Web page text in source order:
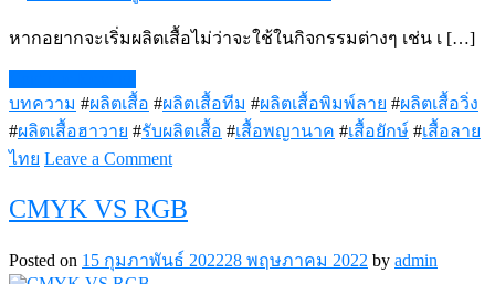
หากอยากจะเริ่มผลิตเสื้อไม่ว่าจะใช้ในกิจกรรมต่างๆ เช่น เ […]
บทความ #ผลิตเสื้อ #ผลิตเสื้อทีม #ผลิตเสื้อพิมพ์ลาย #ผลิตเสื้อวิ่ง
#ผลิตเสื้อฮาวาย #รับผลิตเสื้อ #เสื้อพญานาค #เสื้อยักษ์ #เสื้อลาย
ไทย Leave a Commenton
ตอน
ควร
CMYK VS RGB
Posted on 15 กุมภาพันธ์ 202228 พฤษภาคม 2022 by admin